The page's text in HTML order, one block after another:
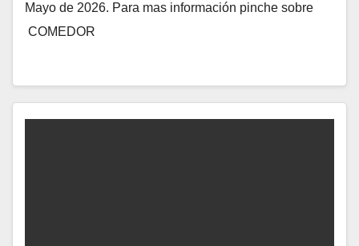
Mayo de 2026. Para mas información pinche sobre
COMEDOR